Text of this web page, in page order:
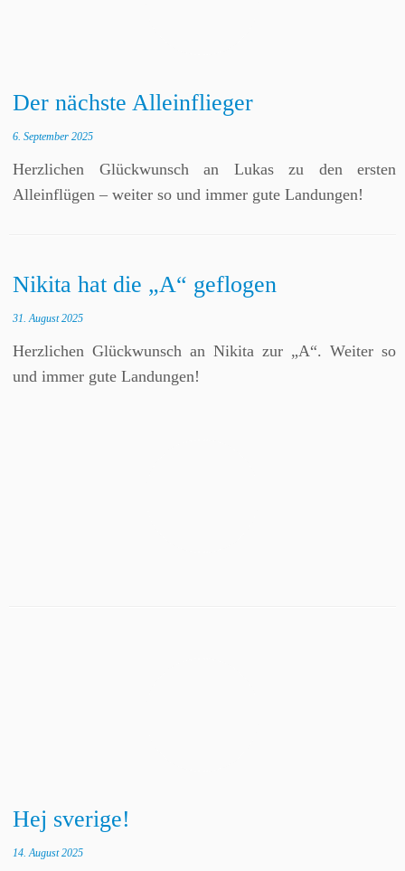
Der nächste Alleinflieger
6. September 2025
Herzlichen Glückwunsch an Lukas zu den ersten
Alleinflügen – weiter so und immer gute Landungen!
Nikita hat die „A“ geflogen
31. August 2025
Herzlichen Glückwunsch an Nikita zur „A“. Weiter so
und immer gute Landungen!
Hej sverige!
14. August 2025